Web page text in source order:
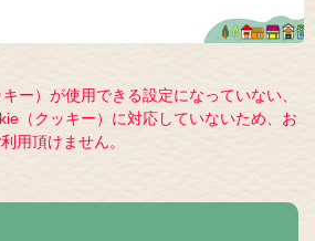
ー）が使用できる設定になっていない、
（クッキー）に対応していないため、お
用頂けません。